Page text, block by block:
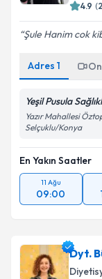
Kişisel
4.9 (
Şule Hanim cok
Adres 1
Yeşil Pusula
Yazır Mahallesi
Selçuklu/Konya
En Yakın Saatler
11 Ağu
09:00
Dyt.